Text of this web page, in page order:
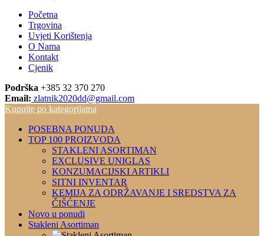
Početna
Trgovina
Uvjeti Korištenja
O Nama
Kontakt
Cjenik
Podrška +385 32 370 270
Email: zlatnik2020dd@gmail.com
Kupujte po kategorijama
POSEBNA PONUDA
TOP 100 PROIZVODA
STAKLENI ASORTIMAN
EXCLUSIVE UNIGLAS
KONZUMACIJSKI ARTIKLI
SITNI INVENTAR
KEMIJA ZA ODRŽAVANJE I SREDSTVA ZA
ČIŠĆENJE
Novo u ponudi
Stakleni Asortiman